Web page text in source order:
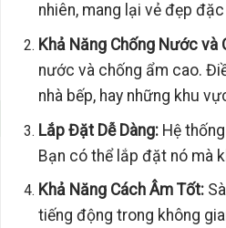
nhiên, mang lại vẻ đẹp
Khả Năng Chống Nước và
nước và chống ẩm cao.
nhà bếp, hay những khu
Lắp Đặt Dễ Dàng:Hệ thống
Bạn có thể lắp đặt nó mà
Khả Năng Cách Âm Tốt:
tiếng động trong không